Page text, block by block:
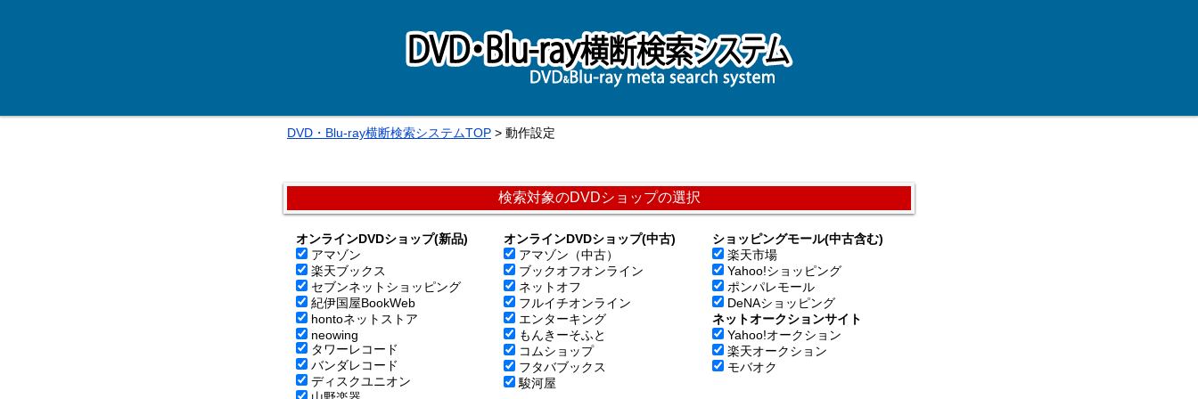
DVD・Blu-ray横断検索システムTOP > 動作設定
検索対象のDVDショップの選択
オンラインDVDショップ(新品)
アマゾン
楽天ブックス
セブンネットショッピング
紀伊国屋BookWeb
hontoネットストア
neowing
タワーレコード
バンダレコード
ディスクユニオン
オンラインDVDショップ(中古)
アマゾン（中古）
ブックオフオンライン
ネットオフ
フルイチオンライン
エンターキング
もんきーそふと
コムショップ
フタバブックス
駿河屋
ショッピングモール(中古含む)
楽天市場
Yahoo!ショッピング
ポンパレモール
DeNAショッピング
ネットオークションサイト
Yahoo!オークション
楽天オークション
モバオク